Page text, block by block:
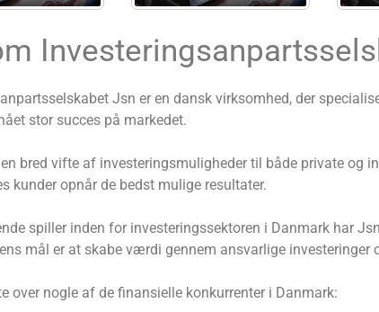
Jsn er en dansk virksomhed, der
stor succes på markedet.
bred vifte af investeringsmuligheder til både private og
kunder opnår de bedst mulige resultater.
spiller inden for investeringssektoren i Danmark har
mål er at skabe værdi gennem ansvarlige
over nogle af de finansielle konkurrenter i Danmark: